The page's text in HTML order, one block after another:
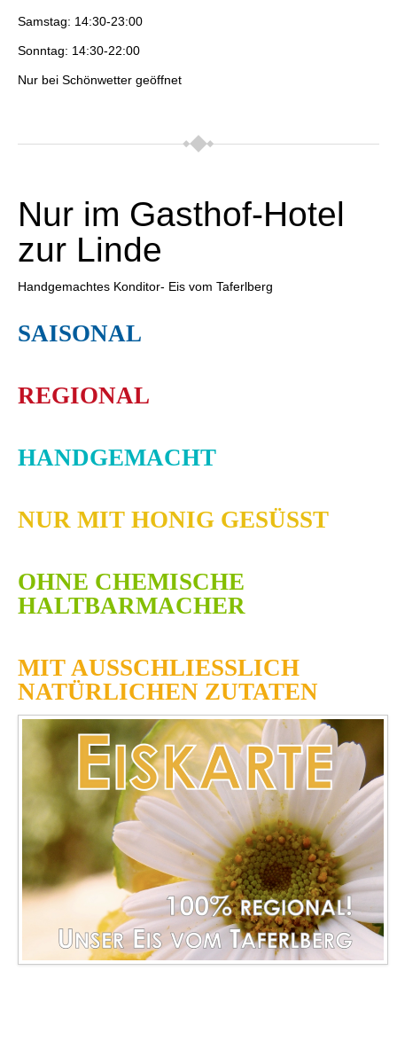
Samstag: 14:30-23:00
Sonntag: 14:30-22:00
Nur bei Schönwetter geöffnet
Nur im Gasthof-Hotel
zur Linde
Handgemachtes Konditor- Eis vom Taferlberg
SAISONAL
REGIONAL
HANDGEMACHT
NUR MIT HONIG GESÜSST
OHNE CHEMISCHE
HALTBARMACHER
MIT AUSSCHLIESSLICH
NATÜRLICHEN ZUTATEN